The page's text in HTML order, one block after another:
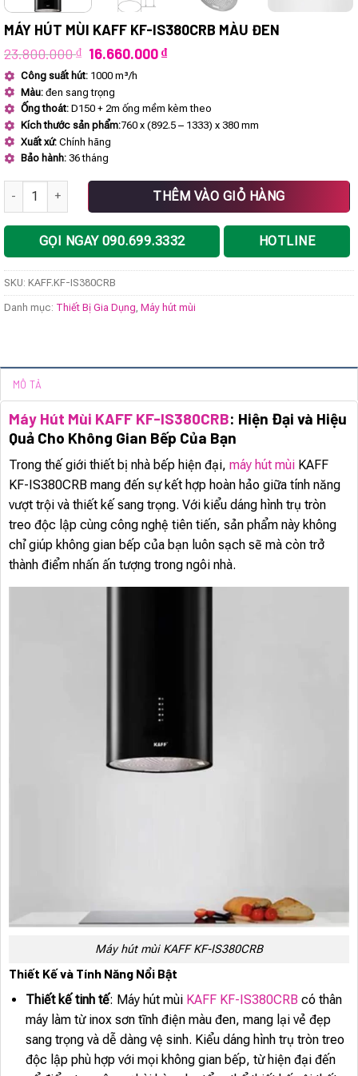
MÁY HÚT MÙI KAFF KF-IS380CRB MÀU ĐEN
23.800.000₫ Giá
là:
23.800.000 ₫.
16.660.000₫Giá
16.660.000 ₫.
Công suất hút: 1000 m³/h
Màu: đen sang trọng
Ống thoát: D150 + 2m ống mềm kèm theo
Kích thước sản phẩm:760 x (892.5 – 1333) x 380 mm
Xuất xứ: Chính hãng
Bảo hành: 36 tháng
Máy hút mùi KAFF KF-IS380CRB màu đen số lượng
THÊM VÀO GIỎ HÀNG
GỌI NGAY 090.699.3332 HOTLINE
SKU: KAFF.KF-IS380CRB
Danh mục: Thiết Bị Gia Dụng Máy hút mùi
MÔ TẢ
Máy Hút Mùi KAFF KF-IS380CRB: Hiện Đại và Hiệu
Quả Cho Không Gian Bếp Của Bạn
Trong thế giới thiết bị nhà bếp hiện đại, máy hút mùi KAFF
KF-IS380CRB mang đến sự kết hợp hoàn hảo giữa tính năng
vượt trội và thiết kế sang trọng. Với kiểu dáng hình trụ tròn
treo độc lập cùng công nghệ tiên tiến, sản phẩm này không
chỉ giúp không gian bếp của bạn luôn sạch sẽ mà còn trở
thành điểm nhấn ấn tượng trong ngôi nhà.
Máy hút mùi KAFF KF-IS380CRB
Thiết Kế và Tính Năng Nổi Bật
Thiết kế tinh tế: Máy hút mùi KAFF KF-IS380CRB có thân
máy làm từ inox sơn tĩnh điện màu đen, mang lại vẻ đẹp
sang trọng và dễ dàng vệ sinh. Kiểu dáng hình trụ tròn treo
độc lập phù hợp với mọi không gian bếp, từ hiện đại đến